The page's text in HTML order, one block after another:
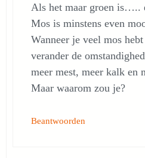
Als het maar groen is…..
Mos is minstens even
Wanneer je veel mos
verander de
meer mest, meer kalk en
Maar waarom zou je?
Beantwoorden